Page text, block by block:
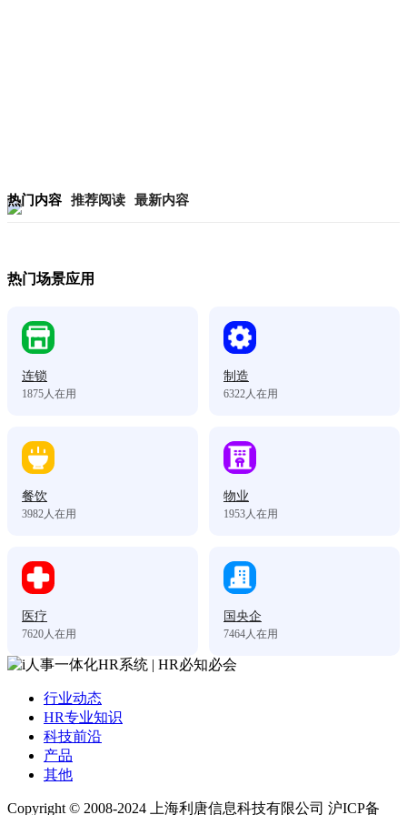
热门内容 推荐阅读 最新内容
热门场景应用
连锁
1875人在用
制造
6322人在用
餐饮
3982人在用
物业
1953人在用
医疗
7620人在用
国央企
7464人在用
行业动态
HR专业知识
科技前沿
产品
其他
Copyright © 2008-2024 上海利唐信息科技有限公司 沪ICP备